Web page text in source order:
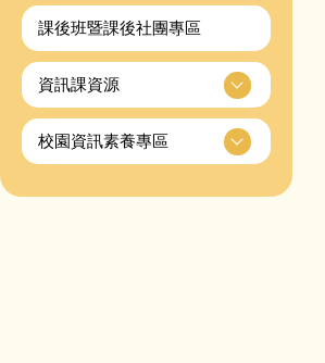
課後班暨課後社團專區
資訊課資源
校園資訊素養專區